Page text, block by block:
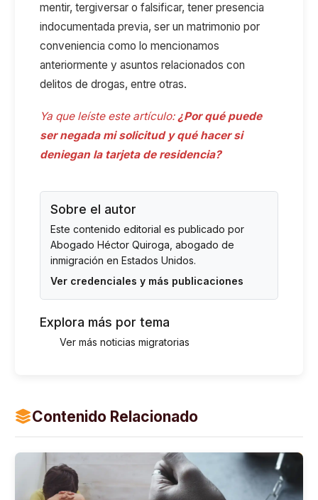
mentir, tergiversar o falsificar, tener presencia
indocumentada previa, ser un matrimonio por
conveniencia como lo mencionamos
anteriormente y asuntos relacionados con
delitos de drogas, entre otras.
Ya que leíste este artículo: ¿Por qué puede
ser negada mi solicitud y qué hacer si
deniegan la tarjeta de residencia?
Sobre el autor
Este contenido editorial es publicado por
Abogado Héctor Quiroga , abogado de
inmigración en Estados Unidos.
Ver credenciales y más publicaciones
Explora más por tema
Ver más noticias migratorias
Contenido Relacionado